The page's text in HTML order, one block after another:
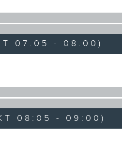
07:05 - 08:00)
08:05 - 09:00)